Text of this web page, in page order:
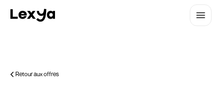
Retour aux offres